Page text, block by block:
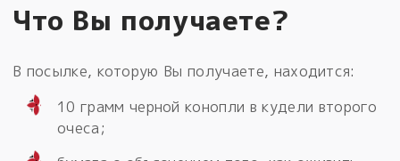
Что Вы получаете?
В посылке, которую Вы получаете, находится:
10 грамм черной конопли в кудели второго
очеса;